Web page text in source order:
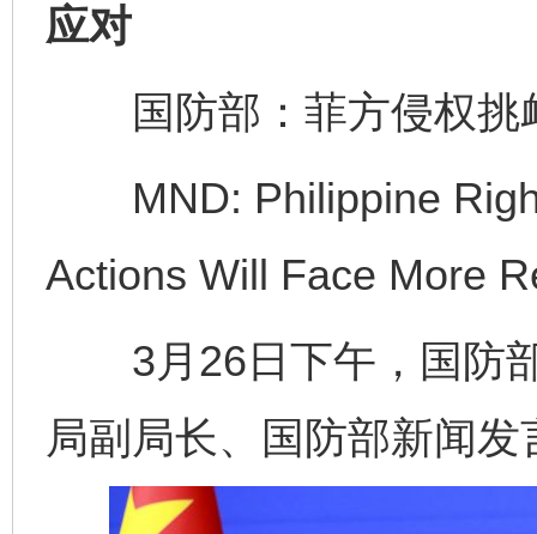
应对
国防部：菲方侵权挑
MND: Philippine
Actions Will Face More
3月26日下午，国防部
局副局长、国防部新闻